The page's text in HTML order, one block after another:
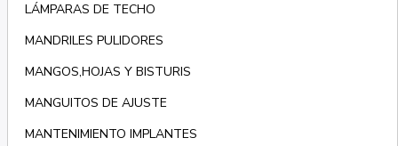
LÁMPARAS DE TECHO
MANDRILES PULIDORES
MANGOS,HOJAS Y BISTURIS
MANGUITOS DE AJUSTE
MANTENIMIENTO IMPLANTES